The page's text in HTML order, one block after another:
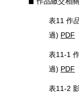
表11 作
過) PDF
表11-1
過) PDF
表11-2